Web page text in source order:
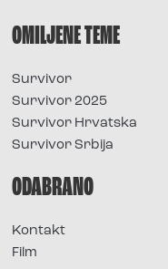
OMILJENE TEME
Survivor
Survivor 2025
Survivor Hrvatska
Survivor Srbija
ODABRANO
Kontakt
Film